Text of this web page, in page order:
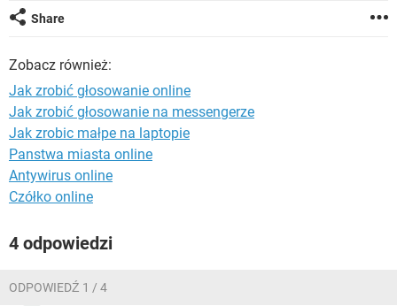
Share
Zobacz również:
Jak zrobić głosowanie online
Jak zrobić głosowanie na messengerze
Jak zrobic małpe na laptopie
Panstwa miasta online
Antywirus online
Czółko online
4 odpowiedzi
ODPOWIEDŹ 1 / 4